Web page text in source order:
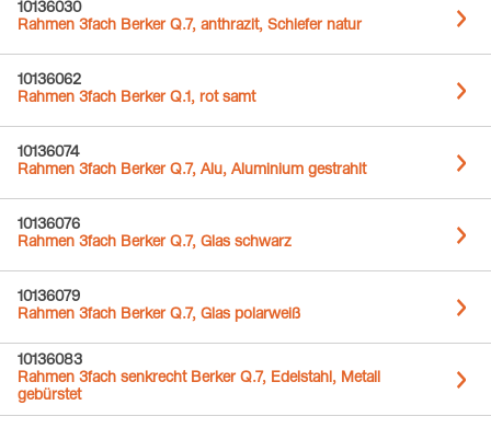
10136030
Rahmen 3fach Berker Q.7, anthrazit, Schiefer natur
10136062
Rahmen 3fach Berker Q.1, rot samt
10136074
Rahmen 3fach Berker Q.7, Alu, Aluminium gestrahlt
10136076
Rahmen 3fach Berker Q.7, Glas schwarz
10136079
Rahmen 3fach Berker Q.7, Glas polarweiß
10136083
Rahmen 3fach senkrecht Berker Q.7, Edelstahl, Metall
gebürstet